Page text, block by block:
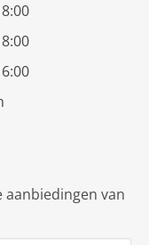
aanbiedingen van